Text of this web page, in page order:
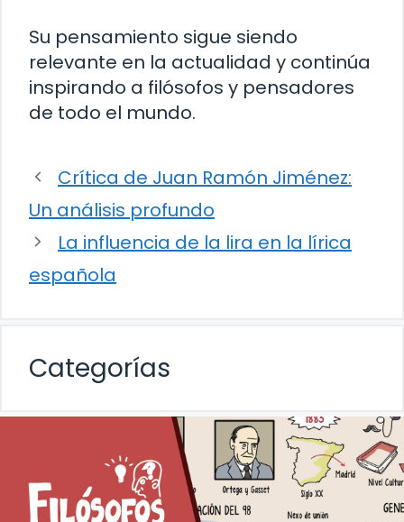
Su pensamiento sigue siendo
relevante en la actualidad y continúa
inspirando a filósofos y pensadores
de todo el mundo.
Crítica de Juan Ramón Jiménez:
Un análisis profundo
La influencia de la lira en la lírica
española
Categorías